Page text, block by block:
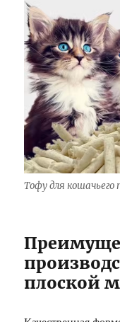
Тофу для
плоской